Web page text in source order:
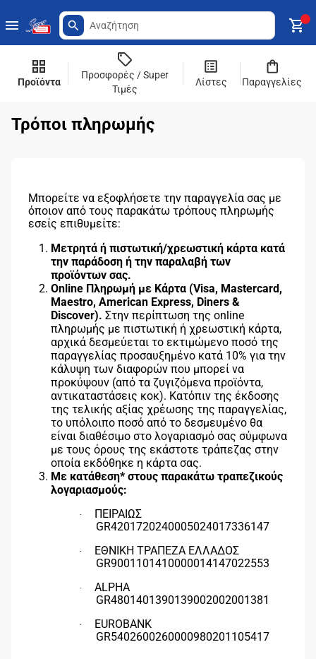
Προϊόντα
Προσφορές / Super
Τιμές
Λίστες Παραγγελίες
Τρόποι πληρωμής
Μπορείτε να εξοφλήσετε την παραγγελία σας με
όποιον από τους παρακάτω τρόπους πληρωμής
εσείς επιθυμείτε:
Μετρητά ή πιστωτική/χρεωστική κάρτα κατά
την παράδοση ή την παραλαβή των
προϊόντων σας.
Online Πληρωμή με Κάρτα (Visa, Mastercard,
Maestro, American Express, Diners &
Discover). Στην περίπτωση της online
πληρωμής με πιστωτική ή χρεωστική κάρτα,
αρχικά δεσμεύεται το εκτιμώμενο ποσό της
παραγγελίας προσαυξημένο κατά 10% για την
κάλυψη των διαφορών που μπορεί να
προκύψουν (από τα ζυγιζόμενα προϊόντα,
αντικαταστάσεις κοκ). Κατόπιν της έκδοσης
της τελικής αξίας χρέωσης της παραγγελίας,
το υπόλοιπο ποσό από το δεσμευμένο θα
είναι διαθέσιμο στο λογαριασμό σας σύμφωνα
με τους όρους της εκάστοτε τράπεζας στην
οποία εκδόθηκε η κάρτα σας.
Με κατάθεση* στους παρακάτω τραπεζικούς
λογαριασμούς:
·
ΠΕΙΡΑΙΩΣ
GR4201720240005024017336147
·
EΘΝΙΚΗ ΤΡΑΠΕΖΑ ΕΛΛΑΔΟΣ
GR9001101410000014147022553
·
ALPHA
GR4801401390139002002001381
·
EUROBANK
GR5402600260000980201105417